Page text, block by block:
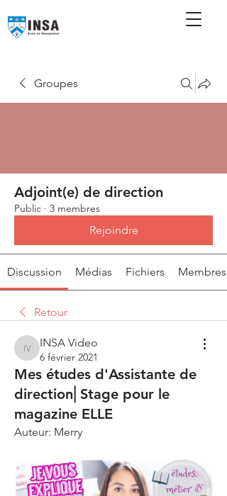
Groupes
Adjoint(e) de direction
Public · 3 membres
Rejoindre
Discussion Médias Fichiers Membres
Retour
INSA Video
INSA Video
6 février 2021
Mes études d'Assistante de
direction⎢Stage pour le
magazine ELLE
Auteur: Merry